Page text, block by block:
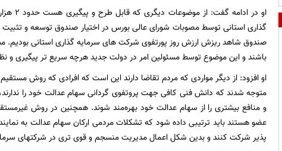
او در
گذاری استانی توسط مصوبات شورای عالی بورس در اختیار صندوق توسعه و تثبیت
صندوق شاهد ریزش ارزش روز پورتفوی شرکت های سرمایه گذاری استانی بودیم.
باشند و این موضوع توسط مسئولین امر در دولت جدید هرچه سریع تر پیگیری و
او افزود: از دیگر مواردی که مردم تقاضا دارند این است که افرادی که روش
متوجه شدند که دانش فنی کافی جهت پروتفوی گردانی سهام عدالت خود را
و منافع بیشتری را از سهام عدالت خود بهره‌مند شوند. همچنین در روش
عضو هستند باید ترتیبی داده شود که تشکلات مردمی ارکان سهام عدالت به
پذیر شرکت کنند و بدین شکل اعمال مدیریت منسجم و قوی تری در شرکتهای